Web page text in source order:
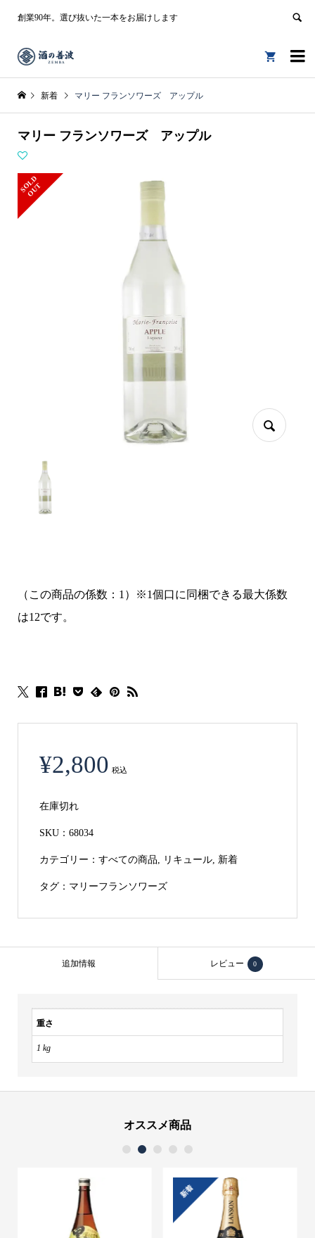
創業90年。選び抜いた一本をお届けします


新着 マリー フランソワーズ アップル
マリー フランソワーズ アップル
S
O
L
D
O
U
T
（この商品の係数：1）※1個口に同梱できる最大係数
は12です。
¥2,800 税込
在庫切れ
SKU： 68034
カテゴリー： すべての商品, リキュール, 新着
タグ： マリーフランソワーズ
追加情報 レビュー 0
重さ
1 kg
オススメ商品
新着
2